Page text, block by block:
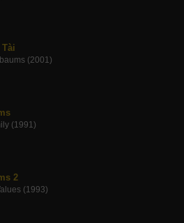
(2001)
(1991)
2
(1993)